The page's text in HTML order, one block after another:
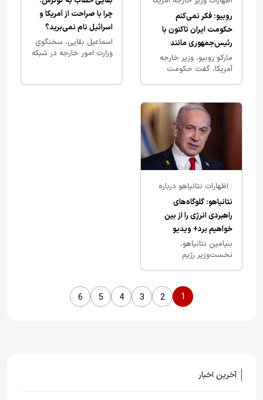
درباره ایران و برنامه
هسته‌ای
روبیو: فکر نمی‌کنم
حکومت ایران تاکنون با
رئیس‌جمهوری مانند
دونالد ترامپ روبه‌رو شده
باشد؛کسی که واقعاً دست
به اقدام می‌زند
مارکو روبیو، وزیر خارجه
آمریکا، گفت حکومت
دونالد ترامپ روبه‌رو نشده
است؛ فردی که به…
چرا با صراحت از آمریکا و
اسرائیل نام نمی‌برید؟
اسماعیل بقایی، سخنگوی
وزارت امور خارجه در شبکه
ملل متحد در نشست
: اظهارات نتانیاهو درباره
تنگه‌ها و برنامه هسته‌ای
ایران
نتانیاهو: گلوگاه‌های
راهبردی انرژی را از بین
خواهیم برد+ ویدیو
بنیامین نتانیاهو،
نخست‌وزیر رژیم
انتقال انرژی و برنامه
هسته‌ای ایران مدعی…
1
2
3
4
5
6
آخرین اخبار